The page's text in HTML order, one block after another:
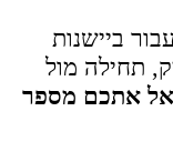
ביישנות
תחילה מול
אתכם מספר